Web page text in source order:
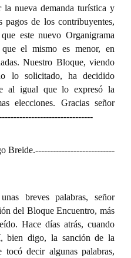
la nueva demanda turística y
de los contribuyentes,
este nuevo Organigrama
el mismo es menor, en
Nuestro Bloque, viendo
lo solicitado, ha decidido
al igual que lo expresó la
elecciones. Gracias señor
Breide.---------------------------
breves palabras, señor
del Bloque Encuentro, más
Hace días atrás, cuando
bien digo, la sanción de la
tocó decir algunas palabras,